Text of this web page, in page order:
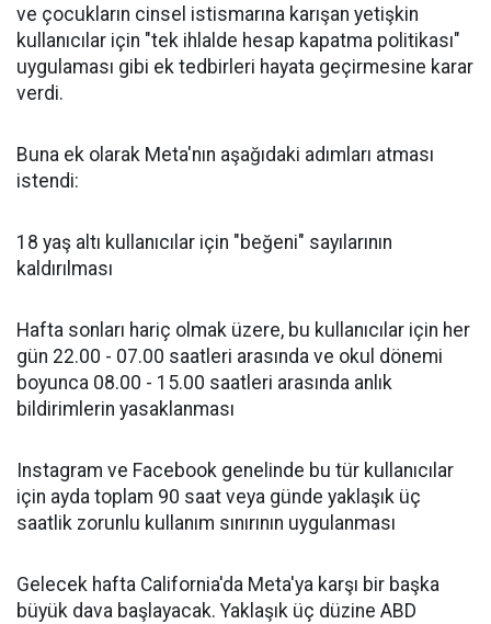
ve çocukların cinsel istismarına karışan yetişkin
kullanıcılar için "tek ihlalde hesap kapatma politikası"
uygulaması gibi ek tedbirleri hayata geçirmesine karar
verdi.
Buna ek olarak Meta'nın aşağıdaki adımları atması
istendi:
18 yaş altı kullanıcılar için "beğeni" sayılarının
kaldırılması
Hafta sonları hariç olmak üzere, bu kullanıcılar için her
gün 22.00 - 07.00 saatleri arasında ve okul dönemi
boyunca 08.00 - 15.00 saatleri arasında anlık
bildirimlerin yasaklanması
Instagram ve Facebook genelinde bu tür kullanıcılar
için ayda toplam 90 saat veya günde yaklaşık üç
saatlik zorunlu kullanım sınırının uygulanması
Gelecek hafta California'da Meta'ya karşı bir başka
büyük dava başlayacak. Yaklaşık üç düzine ABD